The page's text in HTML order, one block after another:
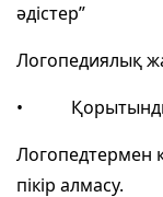
әдістер”
Логопедиялық
• Қорытынды
Логопедтермен
пікір алмасу.